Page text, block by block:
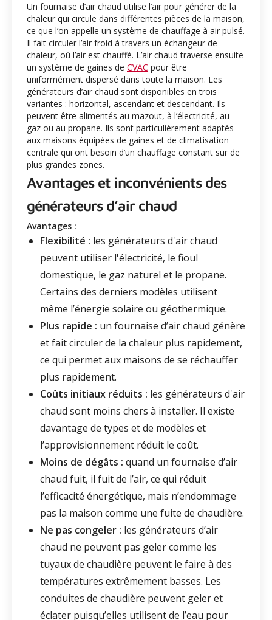
Un fournaise d’air chaud utilise l’air pour générer de la
chaleur qui circule dans différentes pièces de la maison,
ce que l’on appelle un système de chauffage à air pulsé.
Il fait circuler l’air froid à travers un échangeur de
chaleur, où l’air est chauffé. L’air chaud traverse ensuite
un système de gaines de CVAC pour être
uniformément dispersé dans toute la maison. Les
générateurs d’air chaud sont disponibles en trois
variantes : horizontal, ascendant et descendant. Ils
peuvent être alimentés au mazout, à l’électricité, au
gaz ou au propane. Ils sont particulièrement adaptés
aux maisons équipées de gaines et de climatisation
centrale qui ont besoin d’un chauffage constant sur de
plus grandes zones.
Avantages et inconvénients des
générateurs d’air chaud
Avantages :
Flexibilité : les générateurs d'air chaud
peuvent utiliser l'électricité, le fioul
domestique, le gaz naturel et le propane.
Certains des derniers modèles utilisent
même l’énergie solaire ou géothermique.
Plus rapide : un fournaise d’air chaud génère
et fait circuler de la chaleur plus rapidement,
ce qui permet aux maisons de se réchauffer
plus rapidement.
Coûts initiaux réduits : les générateurs d'air
chaud sont moins chers à installer. Il existe
davantage de types et de modèles et
l’approvisionnement réduit le coût.
Moins de dégâts : quand un fournaise d’air
chaud fuit, il fuit de l’air, ce qui réduit
l’efficacité énergétique, mais n’endommage
pas la maison comme une fuite de chaudière.
Ne pas congeler : les générateurs d’air
chaud ne peuvent pas geler comme les
tuyaux de chaudière peuvent le faire à des
températures extrêmement basses. Les
conduites de chaudière peuvent geler et
éclater puisqu’elles utilisent de l’eau pour